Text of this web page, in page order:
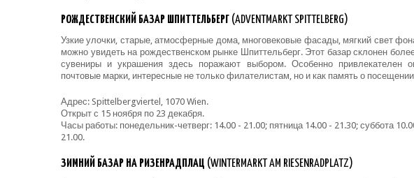
РОЖДЕСТВЕНСКИЙ БАЗАР ШПИТТЕЛЬБЕРГ (ADVENTMARKT SPITTELBERG)
Узкие улочки, старые, атмосферные дома, многовековые фасады, мягкий свет
можно увидеть на рождественском рынке Шпиттельберг. Этот базар склонен
сувениры и украшения здесь поражают выбором. Особенно привлекателен
почтовые марки, интересные не только филателистам, но и как память о
Адрес: Spittelbergviertel, 1070 Wien.
Открыт с 15 ноября по 23 декабря.
Часы работы: понедельник-четверг: 14.00 - 21.00; пятница 14.00 - 21.30; суббота
21.00.
ЗИМНИЙ БАЗАР НА РИЗЕНРАДПЛАЦ (WINTERMARKT AM RIESENRADPLATZ)